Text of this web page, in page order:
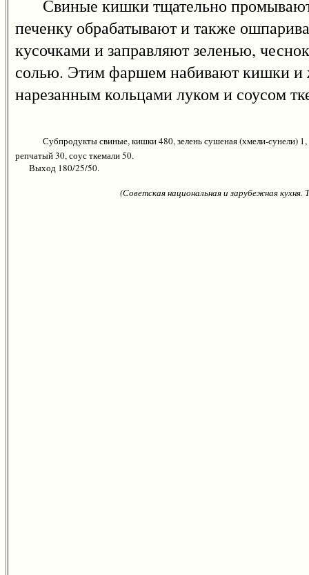
Свиные кишки тщательно
печенку обрабатывают и также
кусочками и заправляют зеленью,
солью. Этим фаршем набивают кишки
нарезанным кольцами луком и соусом
Субпродукты свиные, кишки 480, зелень сушеная (хмели-сунели)
репчатый 30, соус ткемали 50.
Выход 180/25/50.
(Советская национальная и зарубежная